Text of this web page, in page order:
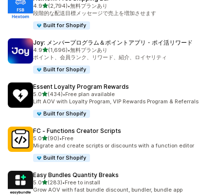
4.95つ星中
(2,794)
合計レビュー数：2794件
•無料プランあり
段階的な配送目標メッセージで売上を増加させます
Built for Shopify
Joy: メンバープログラム＆ポイントアプリ・ポイ活リワード
4.95つ星中
(1,696)
合計レビュー数：1696件
•無料プランあり
ポイント、会員ランク、リワード、紹介、ロイヤリティ
Built for Shopify
Essent Loyalty Program Rewards
5.05つ星中
(434)
合計レビュー数：434件
•Free plan available
Lift AOV with Loyalty Program, VIP Rewards Program & Referrals
Built for Shopify
FC ‑ Functions Creator Scripts
5.05つ星中
(90)
合計レビュー数：90件
•Free
Migrate and create scripts or discounts with a function editor
Built for Shopify
Easy Bundles Quantity Breaks
5.05つ星中
(283)
合計レビュー数：283件
•Free to install
Grow AOV with fast bundle discount, bundler, bundle app